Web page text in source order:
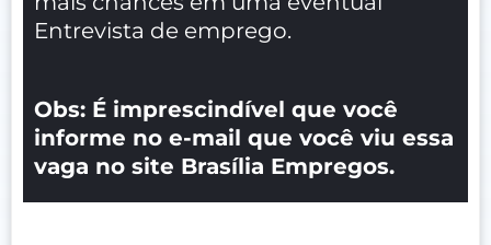
Entrevista de emprego.
Obs: É imprescindível que você
informe no e-mail que você viu essa
vaga no site Brasília Empregos.